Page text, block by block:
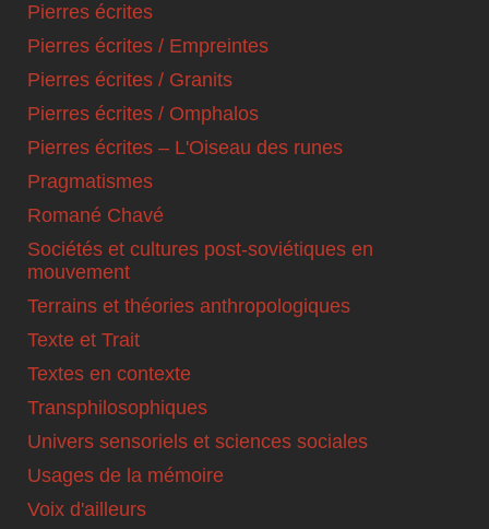
Pierres écrites
Pierres écrites / Empreintes
Pierres écrites / Granits
Pierres écrites / Omphalos
Pierres écrites – L'Oiseau des runes
Pragmatismes
Romané Chavé
Sociétés et cultures post-soviétiques en
mouvement
Terrains et théories anthropologiques
Texte et Trait
Textes en contexte
Transphilosophiques
Univers sensoriels et sciences sociales
Usages de la mémoire
Voix d'ailleurs